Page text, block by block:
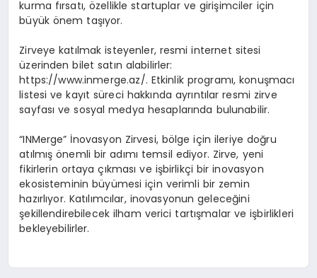
kurma fırsatı, özellikle startuplar ve girişimciler için
büyük önem taşıyor.
Zirveye katılmak isteyenler, resmi internet sitesi
üzerinden bilet satın alabilirler:
https://www.inmerge.az/. Etkinlik programı, konuşmacı
listesi ve kayıt süreci hakkında ayrıntılar resmi zirve
sayfası ve sosyal medya hesaplarında bulunabilir.
“INMerge” İnovasyon Zirvesi, bölge için ileriye doğru
atılmış önemli bir adımı temsil ediyor. Zirve, yeni
fikirlerin ortaya çıkması ve işbirlikçi bir inovasyon
ekosisteminin büyümesi için verimli bir zemin
hazırlıyor. Katılımcılar, inovasyonun geleceğini
şekillendirebilecek ilham verici tartışmalar ve işbirlikleri
bekleyebilirler.